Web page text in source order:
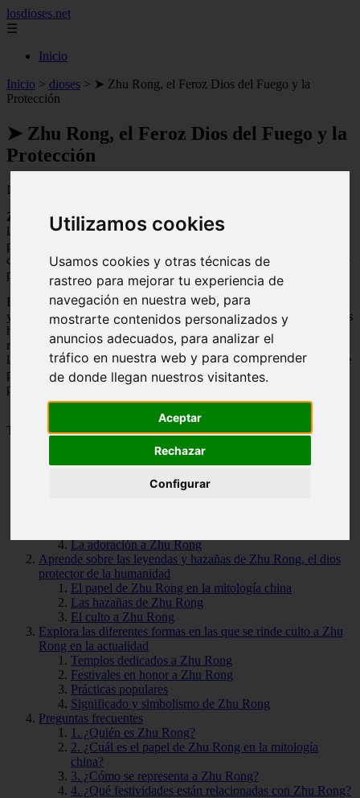
Utilizamos cookies
Usamos cookies y otras técnicas de
rastreo para mejorar tu experiencia de
navegación en nuestra web, para
mostrarte contenidos personalizados y
anuncios adecuados, para analizar el
tráfico en nuestra web y para comprender
de donde llegan nuestros visitantes.
Aceptar
Rechazar
Configurar
losdioses.net
☰
Inicio
Inicio > dioses > ➤ Zhu Rong, el Feroz Dios del Fuego y la
Protección
➤ Zhu Rong, el Feroz Dios del Fuego y la
Protección
📅 13/04/2025
Zhu Rong es una deidad de la mitología china asociada al fuego y
la protección. Su nombre significa "feroz" y es conocido por su
poder y valentía en la batalla. En la mitología china, se le atribuye el
control sobre los volcanes y se le considera un dios benevolente que
protege a los seres humanos de los peligros del fuego.
Exploraremos la figura de Zhu Rong y su importancia en la cultura
y religión china. Analizaremos sus atributos y símbolos, así como las
historias y leyendas que lo rodean. También veremos cómo se le
rinde culto en la actualidad y cómo su influencia ha perdurado a lo
largo de los siglos en la sociedad china. ¡Acompáñanos en este viaje
por el fascinante mundo de Zhu Rong, el feroz dios del fuego y la
protección!
Tabla de Contenido
La adoración a Zhu Rong
Aprende sobre las leyendas y hazañas de Zhu Rong, el dios
protector de la humanidad
El papel de Zhu Rong en la mitología china
Las hazañas de Zhu Rong
El culto a Zhu Rong
Explora las diferentes formas en las que se rinde culto a Zhu
Rong en la actualidad
Templos dedicados a Zhu Rong
Festivales en honor a Zhu Rong
Prácticas populares
Significado y simbolismo de Zhu Rong
Preguntas frecuentes
1. ¿Quién es Zhu Rong?
2. ¿Cuál es el papel de Zhu Rong en la mitología
china?
3. ¿Cómo se representa a Zhu Rong?
4. ¿Qué festividades están relacionadas con Zhu Rong?